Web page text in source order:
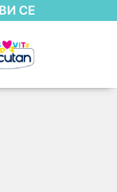
СЕ